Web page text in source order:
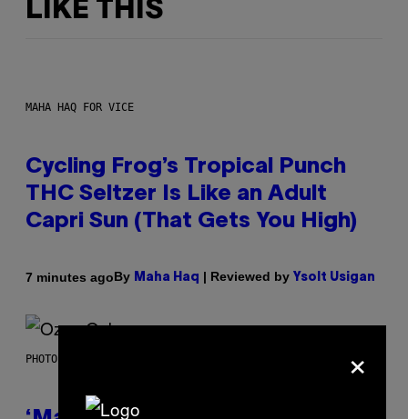
LIKE THIS
MAHA HAQ FOR VICE
Cycling Frog’s Tropical Punch
THC Seltzer Is Like an Adult
Capri Sun (That Gets You High)
7 minutes agoBy Maha Haq | Reviewed by Ysolt Usigan
PHOTO BY NICK LAHAM/GETTY IMAGES ×